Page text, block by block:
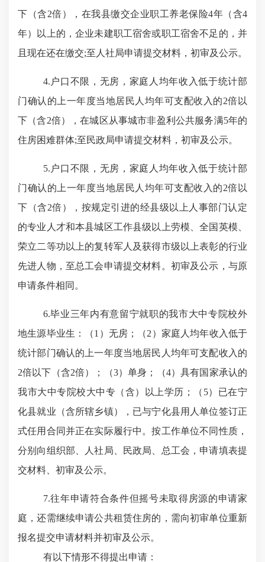
下（含2倍），在我县缴交企业职工养老保险4年（含4
年）以上的，企业未建职工宿舍或职工宿舍不足的，并
且现在还在缴交;至人社局申请提交材料，初审及公示。
4. 户口不限，无房，家庭人均年收入低于统计部
门确认的上一年度当地居民人均年可支配收入的2倍以
下（含2倍），在城区从事城市非盈利公共服务满5年的
住房困难群体;至民政局申请提交材料，初审及公示。
5. 户口不限，无房，家庭人均年收入低于统计部
门确认的上一年度当地居民人均年可支配收入的2倍以
下（含2倍），按规定引进的经县级以上人事部门认定
的专业人才和本县城区工作县级以上劳模、全国英模、
荣立二等功以上的复转军人及获得市级以上表彰的行业
先进人物，至总工会申请提交材料。初审及公示，与原
申请条件相同。
6.毕业三年内有意留宁就职的我市大中专院校外
地生源毕业生：（1）无房；（2）家庭人均年收入低于
统计部门确认的上一年度当地居民人均年可支配收入的
2倍以下（含2倍）；（3）单身；（4）具有国家承认的
我市大中专院校大中专（含）以上学历；（5）已在宁
化县就业（含所辖乡镇），已与宁化县用人单位签订正
式任用合同并正在实际履行中。按工作单位不同性质，
分别向组织部、人社局、民政局、总工会，申请填表提
交材料、初审及公示。
7.往年申请符合条件但摇号未取得房源的申请家
庭，还需继续申请公共租赁住房的，需向初审单位重新
报名提交申请材料并初审及公示。
有以下情形不得提出申请：